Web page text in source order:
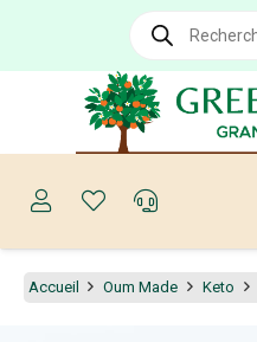
Recherche
produits
Accueil Oum Made Keto